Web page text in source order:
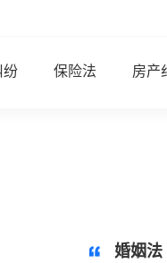
纷 保险法 房产
婚姻法
跳跳糖是毒